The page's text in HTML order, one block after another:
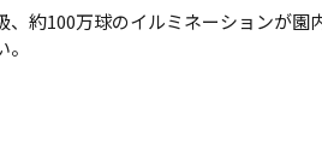
約100万球のイルミネーションが